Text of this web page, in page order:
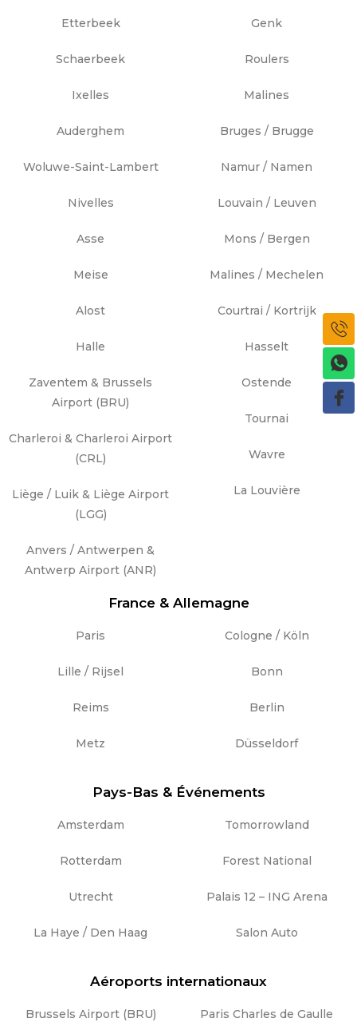
Etterbeek
Schaerbeek
Ixelles
Auderghem
Woluwe-Saint-Lambert
Nivelles
Asse
Meise
Alost
Halle
Zaventem & Brussels
Airport (BRU)
Charleroi & Charleroi Airport
(CRL)
Liège / Luik & Liège Airport
(LGG)
Anvers / Antwerpen &
Antwerp Airport (ANR)
Genk
Roulers
Malines
Bruges / Brugge
Namur / Namen
Louvain / Leuven
Mons / Bergen
Malines / Mechelen
Courtrai / Kortrijk
Hasselt
Ostende
Tournai
Wavre
La Louvière
France & Allemagne
Paris
Lille / Rijsel
Reims
Metz
Cologne / Köln
Bonn
Berlin
Düsseldorf
Pays-Bas & Événements
Amsterdam
Rotterdam
Utrecht
La Haye / Den Haag
Tomorrowland
Forest National
Palais 12 – ING Arena
Salon Auto
Aéroports internationaux
Brussels Airport (BRU)
Paris Charles de Gaulle